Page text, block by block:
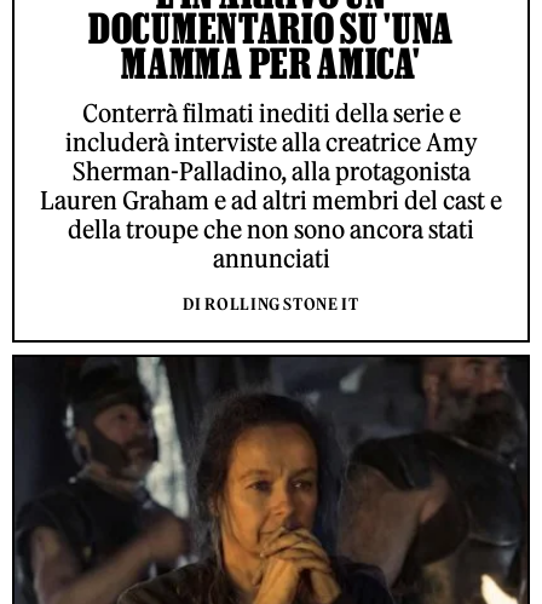
DOCUMENTARIO SU 'UNA
MAMMA PER AMICA'
Conterrà filmati inediti della serie e
includerà interviste alla creatrice Amy
Sherman-Palladino, alla protagonista
Lauren Graham e ad altri membri del cast e
della troupe che non sono ancora stati
annunciati
DI ROLLING STONE IT